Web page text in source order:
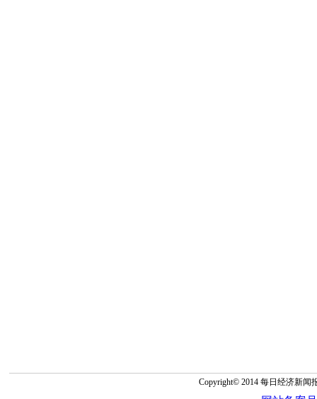
Copyright© 2014 每日经济新